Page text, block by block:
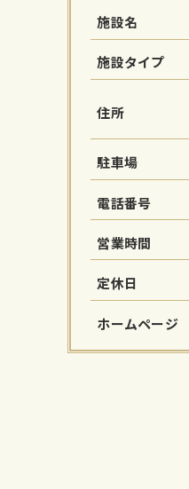
施設名
施設タイプ
住所
駐車場
電話番号
営業時間
定休日
ホームページ